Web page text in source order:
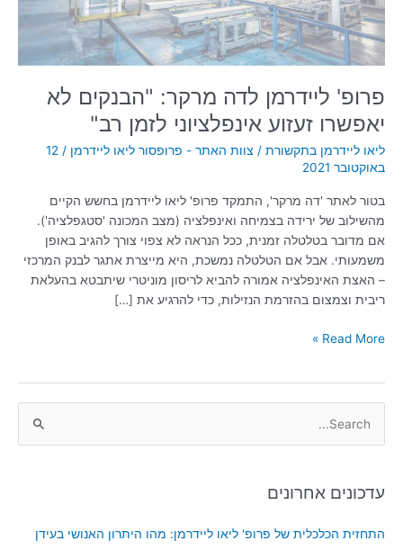
פרופ' ליידרמן לדה מרקר: "הבנקים לא
יאפשרו זעזוע אינפלציוני לזמן רב"
ליאו ליידרמן בתקשורת / צוות האתר - פרופסור ליאו ליידרמן /
12
באוקטובר 2021
בטור לאתר 'דה מרקר', התמקד פרופ' ליאו ליידרמן בחשש הקיים
מהשילוב של ירידה בצמיחה ואינפלציה (מצב המכונה 'סטגפלציה').
אם מדובר בטלטלה זמנית, ככל הנראה לא צפוי צורך להגיב באופן
משמעותי. אבל אם הטלטלה נמשכת, היא מייצרת אתגר לבנק המרכזי
– האצת האינפלציה אמורה להביא לריסון מוניטרי שיתבטא בהעלאת
ריבית וצמצום בהזרמת הנזילות, כדי להרגיע את […]
זעזוע
אינפלציוני
לזמן
רב"
Read More »
rעדכונים אחרונים
התחזית הכלכלית של פרופ' ליאו ליידרמן: מהו היתרון האנושי בעידן